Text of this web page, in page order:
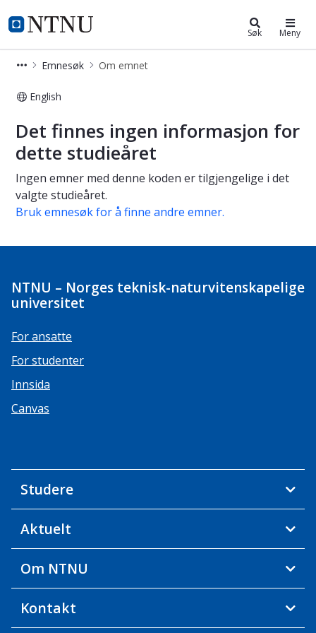
NTNU Hjemmeside
Studier Søk Meny
Emnesøk Om emnet
English
Om emnet
Det finnes ingen informasjon for
dette studieåret
Ingen emner med denne koden er tilgjengelige i det
valgte studieåret.
Bruk emnesøk for å finne andre emner.
NTNU – Norges teknisk-naturvitenskapelige
universitet
For ansatte
For studenter
Innsida
Canvas
Studere
Aktuelt
Om NTNU
Kontakt